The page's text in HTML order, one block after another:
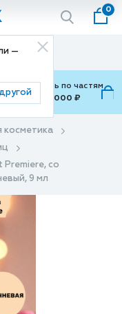
—
0
доставки
оплатить по частям
700 ₽ до 15,000 ₽
косметика
Premiere, со
9 мл